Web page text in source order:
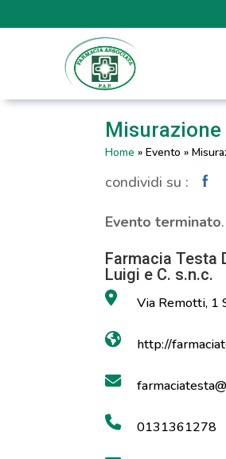
Home » Evento »
condividi su :
Evento terminato
Farmacia Testa
Luigi e C. s.n.c.
Via Remotti, 1
http://
0131361278